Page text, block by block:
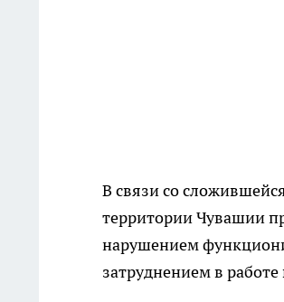
В связи со
территории Чувашии
нарушением
затруднением в